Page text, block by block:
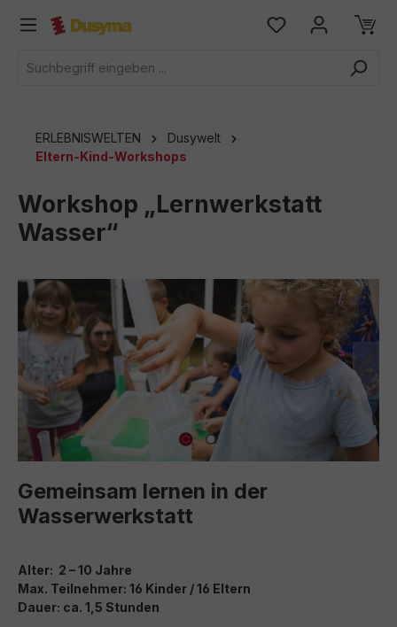
springen
ERLEBNISWELTEN
Dusywelt
Eltern-Kind-Workshops
Workshop „Lernwerkstatt
Wasser“
Gemeinsam lernen in der
Wasserwerkstatt
Alter: 2 – 10 Jahre
Max. Teilnehmer: 16 Kinder / 16 Eltern
Dauer: ca. 1,5 Stunden